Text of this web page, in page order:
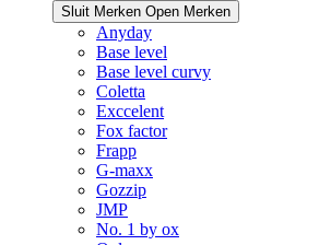
Sluit Merken Open Merken
Anyday
Base level
Base level curvy
Coletta
Exccelent
Fox factor
Frapp
G-maxx
Gozzip
JMP
No. 1 by ox